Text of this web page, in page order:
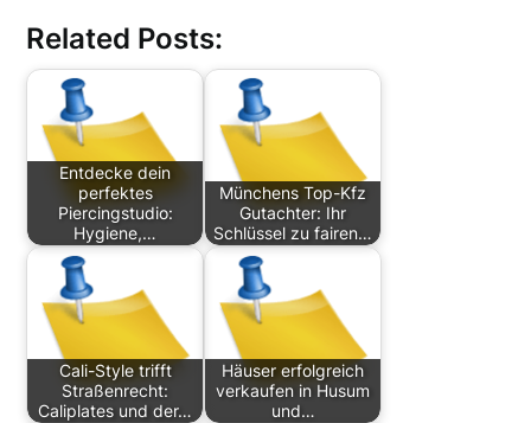
Related Posts:
Entdecke dein
perfektes
Piercingstudio:
Hygiene,…
Münchens Top-Kfz
Gutachter: Ihr
Schlüssel zu fairen…
Cali-Style trifft
Straßenrecht:
Caliplates und der…
Häuser erfolgreich
verkaufen in Husum
und…